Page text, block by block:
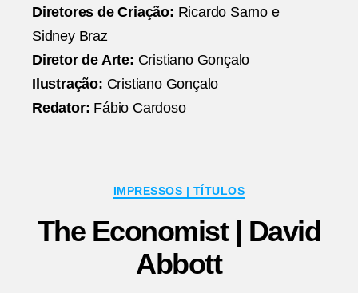
Diretores de Criação: Ricardo Sarno e
Sidney Braz
Diretor de Arte: Cristiano Gonçalo
Ilustração: Cristiano Gonçalo
Redator: Fábio Cardoso
Categorias
IMPRESSOS | TÍTULOS
The Economist | David
Abbott